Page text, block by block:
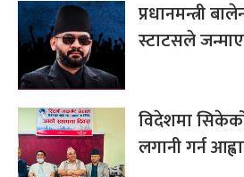
प्रधानमन्त्री
स्टाटसले
विदेशमा
लगानी गर्न